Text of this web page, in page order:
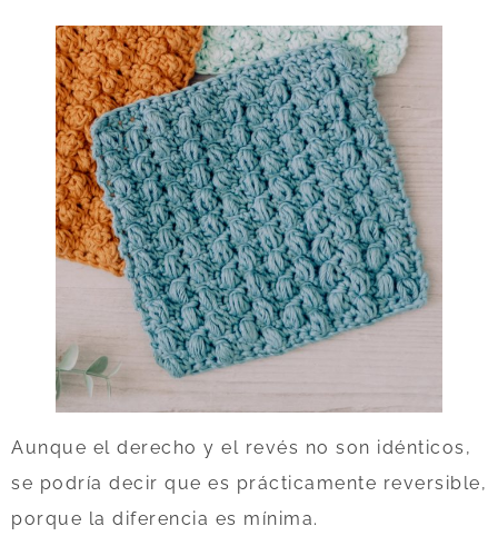
Aunque el derecho y el revés no son idénticos,
se podría decir que es prácticamente reversible,
porque la diferencia es mínima.